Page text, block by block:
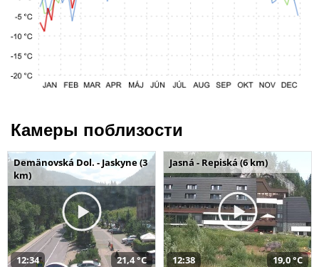
Камеры поблизости
Demänovská Dol. - Jaskyne (3
km)
12:34 21,4 °C
Jasná - Repiská (6 km)
12:38 19,0 °C